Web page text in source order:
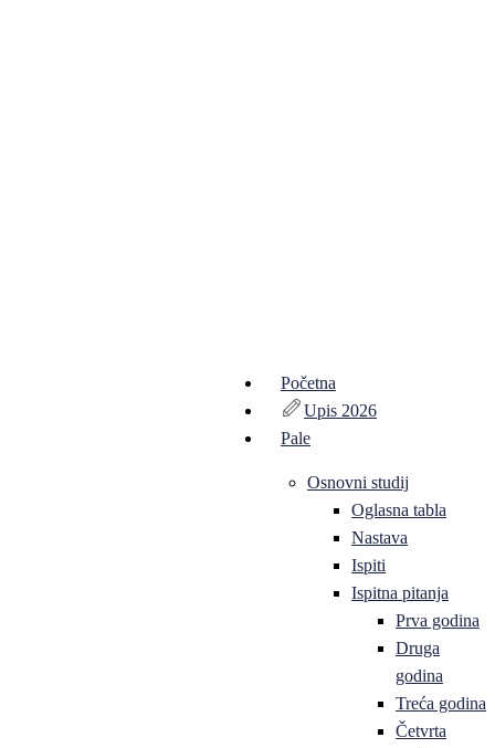
Početna
Upis 2026
Pale
Osnovni studij
Oglasna tabla
Nastava
Ispiti
Ispitna pitanja
Prva godina
Druga
godina
Treća godina
Četvrta